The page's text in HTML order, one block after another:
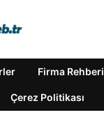
Firma Rehberi
Çerez Politikası